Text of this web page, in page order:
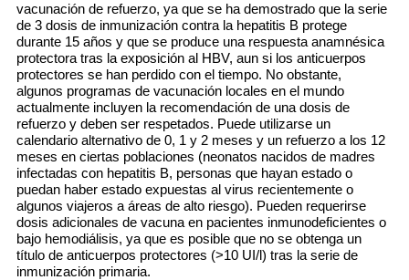
vacunación de refuerzo, ya que se ha demostrado que la serie
de 3 dosis de inmunización contra la hepatitis B protege
durante 15 años y que se produce una respuesta anamnésica
protectora tras la exposición al HBV, aun si los anticuerpos
protectores se han perdido con el tiempo. No obstante,
algunos programas de vacunación locales en el mundo
actualmente incluyen la recomendación de una dosis de
refuerzo y deben ser respetados. Puede utilizarse un
calendario alternativo de 0, 1 y 2 meses y un refuerzo a los 12
meses en ciertas poblaciones (neonatos nacidos de madres
infectadas con hepatitis B, personas que hayan estado o
puedan haber estado expuestas al virus recientemente o
algunos viajeros a áreas de alto riesgo). Pueden requerirse
dosis adicionales de vacuna en pacientes inmunodeficientes o
bajo hemodiálisis, ya que es posible que no se obtenga un
título de anticuerpos protectores (>10 UI/l) tras la serie de
inmunización primaria.